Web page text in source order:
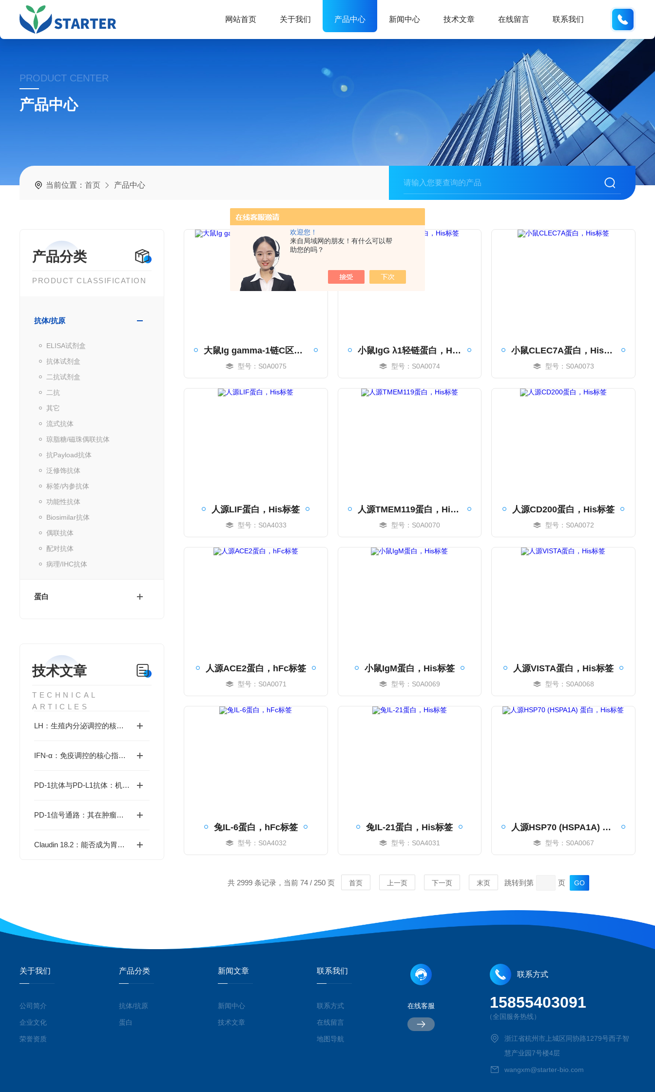
欢迎您！
来自局域网的朋友！有什么可以帮
助您的吗？
网站首页 关于我们 产品中心 新闻中心 技术文章 在线留言 联系我们
PRODUCT CENTER
产品中心
当前位置：首页 产品中心
产品分类
PRODUCT CLASSIFICATION
抗体/抗原
ELISA试剂盒
抗体试剂盒
二抗试剂盒
二抗
其它
流式抗体
琼脂糖/磁珠偶联抗体
抗Payload抗体
泛修饰抗体
标签/内参抗体
功能性抗体
Biosimilar抗体
偶联抗体
配对抗体
病理/IHC抗体
蛋白
技术文章
TECHNICAL
ARTICLES
LH：生殖内分泌调控的核心因子，生理学功能和疾病机制全解析
IFN-α：免疫调控的核心指标，生理学功能和疾病机制全解析
PD-1抗体与PD-L1抗体：机制相同，还是殊途异路？
PD-1信号通路：其在肿瘤免疫逃逸中的核心机制与靶向治疗的挑战何在？
Claudin 18.2：能否成为胃癌靶向治疗的新突破？
大鼠Ig gamma-1链C区蛋白，His标签
型号：S0A0075
小鼠IgG λ1轻链蛋白，His标签
型号：S0A0074
小鼠CLEC7A蛋白，His标签
型号：S0A0073
人源LIF蛋白，His标签
型号：S0A4033
人源TMEM119蛋白，His标签
型号：S0A0070
人源CD200蛋白，His标签
型号：S0A0072
人源ACE2蛋白，hFc标签
型号：S0A0071
小鼠IgM蛋白，His标签
型号：S0A0069
人源VISTA蛋白，His标签
型号：S0A0068
兔IL-6蛋白，hFc标签
型号：S0A4032
兔IL-21蛋白，His标签
型号：S0A4031
MORE
人源HSP70 (HSPA1A) 蛋白，His标签
型号：S0A0067
MORE
共 2999 条记录，当前 74 / 250 页 首页 上一页 下一页 末页 跳转到第 页
关于我们
公司简介
企业文化
荣誉资质
产品分类
抗体/抗原
蛋白
新闻文章
新闻中心
技术文章
联系我们
联系方式
在线留言
地图导航
在线客服
联系方式
15855403091
（全国服务热线）
浙江省杭州市上城区同协路1279号西子智
慧产业园7号楼4层
wangxm@starter-bio.com